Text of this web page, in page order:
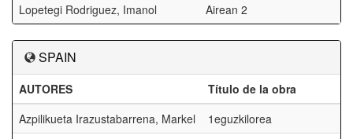
Lopetegi Rodriguez, Imanol
Airean 2
SPAIN
AUTORES
Título de la obra
Azpilikueta Irazustabarrena, Markel
1eguzkilorea